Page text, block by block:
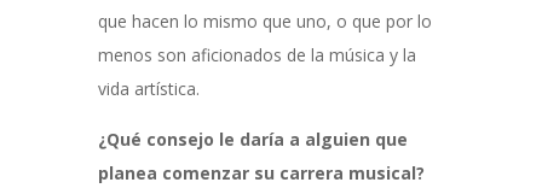
que hacen lo mismo que uno, o que por lo
menos son aficionados de la música y la
vida artística.
¿Qué consejo le daría a alguien que
planea comenzar su carrera musical?